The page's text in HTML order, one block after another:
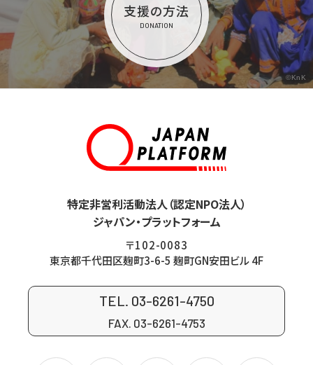
支援の方法
DONATION
©KnK
特定非営利活動法人（認定NPO法人）
ジャパン・プラットフォーム
〒102-0083
東京都千代田区麹町3-6-5 麹町GN安田ビル 4F
TEL. 03-6261-4750
FAX. 03-6261-4753